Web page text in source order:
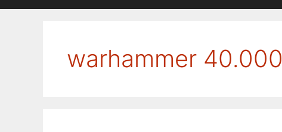
warhammer 40.000